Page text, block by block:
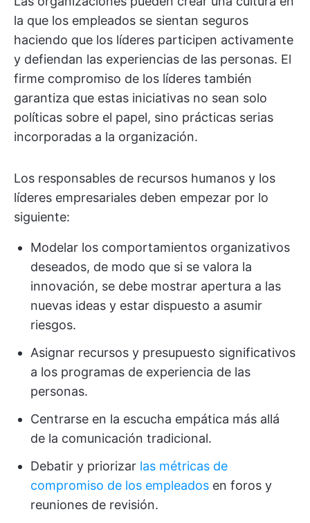
la que los empleados se sientan seguros
haciendo que los líderes participen activamente
y defiendan las experiencias de las personas. El
firme compromiso de los líderes también
garantiza que estas iniciativas no sean solo
políticas sobre el papel, sino prácticas serias
incorporadas a la organización.
Los responsables de recursos humanos y los
líderes empresariales deben empezar por lo
siguiente:
Modelar los comportamientos organizativos
deseados, de modo que si se valora la
innovación, se debe mostrar apertura a las
nuevas ideas y estar dispuesto a asumir
riesgos.
Asignar recursos y presupuesto significativos
a los programas de experiencia de las
personas.
Centrarse en la escucha empática más allá
de la comunicación tradicional.
Debatir y priorizar las métricas de
compromiso de los empleados en foros y
reuniones de revisión.